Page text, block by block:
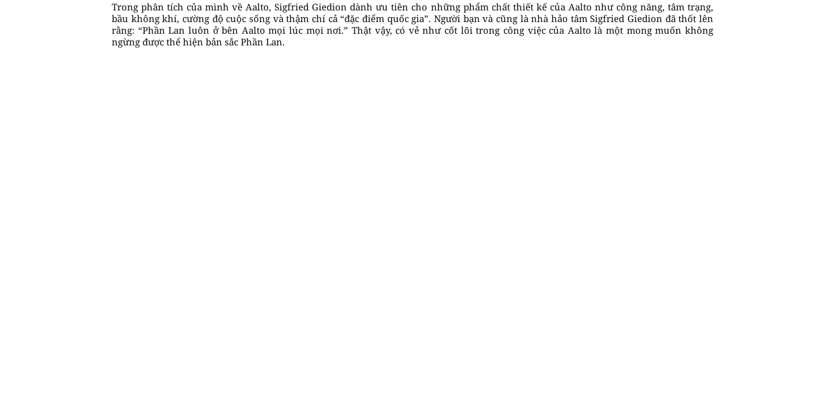
Trong phân tích của mình về Aalto, Sigfried Giedion dành ưu tiên cho những phẩm chất thiết kế của Aalto như công năng, tâm trạng,
bầu không khí, cường độ cuộc sống và thậm chí cả “đặc điểm quốc gia”. Người bạn và cũng là nhà hảo tâm Sigfried Giedion đã thốt lên
rằng: “Phần Lan luôn ở bên Aalto mọi lúc mọi nơi.” Thật vậy, có vẻ như cốt lõi trong công việc của Aalto là một mong muốn không
ngừng được thể hiện bản sắc Phần Lan.